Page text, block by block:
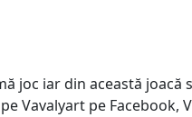
joc iar din această
Vavalyart pe Facebook,